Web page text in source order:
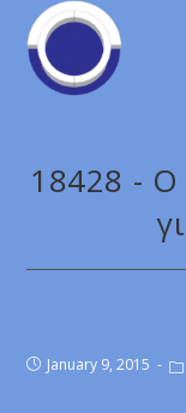
18428 - Ο
January 9, 2015